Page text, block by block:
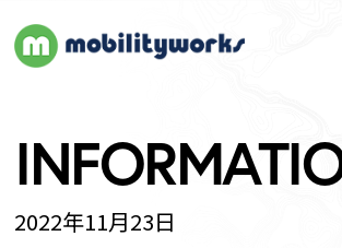
2022年11月23日